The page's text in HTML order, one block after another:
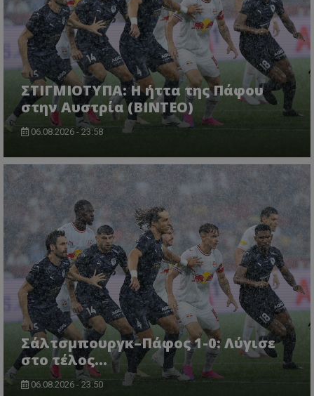
ΣΤΙΓΜΙΟΤΥΠΑ: Η ήττα της Πάφου
στην Αυστρία (ΒΙΝΤΕΟ)
06.08.2026 - 23:58
Σάλτσμπουργκ–Πάφος 1-0: Λύγισε
στο τέλος...
06.08.2026 - 23:50